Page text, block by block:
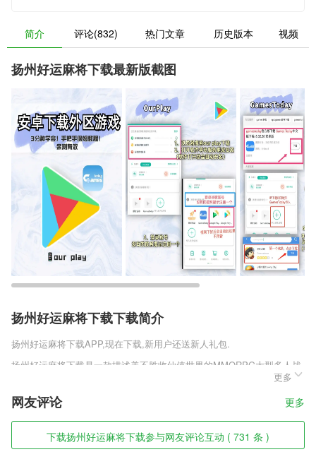
简介 评论(832) 热门文章 历史版本 视频
扬州好运麻将下载最新版截图
扬州好运麻将下载下载简介
扬州好运麻将下载APP,现在下载,新用户还送新人礼包.
扬州好运麻将下载是一款描述美不胜收仙侠世界的MMORPG大型多人战
斗上古仙侠手游。邪恶魔神从古老的封印中逐渐苏醒，面对老一辈的封印
者都已廉颇老矣尚能饭否，在这危急关头，需要有更多的人站出来阻止灾
难的发生。喜欢这类游戏的小伙伴赶快下载体验吧。
扬州好运麻将下载软件特色
1,优化市场应用下载速度。
更多
网友评论 更多
下载扬州好运麻将下载参与网友评论互动 ( 731 条 )